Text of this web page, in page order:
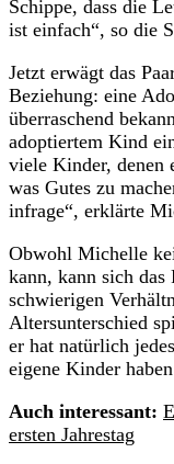
Schippe, dass die
ist einfach“, so die
Jetzt erwägt das
Beziehung: eine
überraschend
adoptiertem Kind
viele Kinder, denen
was Gutes zu
infrage“, erklärte
Obwohl Michelle
kann, kann sich
schwierigen
Altersunterschied
er hat natürlich
eigene Kinder
Auch interessant:
ersten Jahrestag